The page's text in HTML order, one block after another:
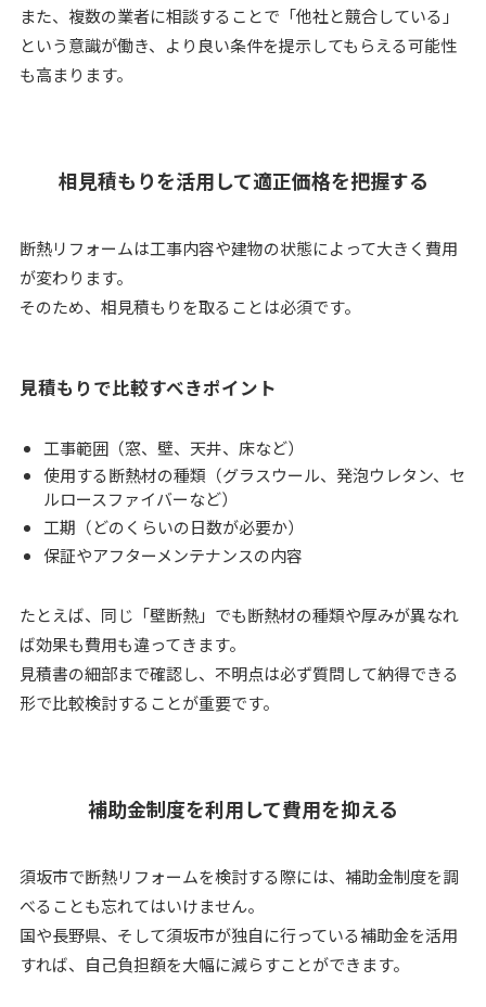
また、複数の業者に相談することで「他社と競合している」
という意識が働き、より良い条件を提示してもらえる可能性
も高まります。
相見積もりを活用して適正価格を把握する
断熱リフォームは工事内容や建物の状態によって大きく費用
が変わります。
そのため、相見積もりを取ることは必須です。
見積もりで比較すべきポイント
工事範囲（窓、壁、天井、床など）
使用する断熱材の種類（グラスウール、発泡ウレタン、セ
ルロースファイバーなど）
工期（どのくらいの日数が必要か）
保証やアフターメンテナンスの内容
たとえば、同じ「壁断熱」でも断熱材の種類や厚みが異なれ
ば効果も費用も違ってきます。
見積書の細部まで確認し、不明点は必ず質問して納得できる
形で比較検討することが重要です。
補助金制度を利用して費用を抑える
須坂市で断熱リフォームを検討する際には、補助金制度を調
べることも忘れてはいけません。
国や長野県、そして須坂市が独自に行っている補助金を活用
すれば、自己負担額を大幅に減らすことができます。